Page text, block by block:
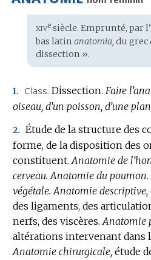
Étymologie
:
xivesiècle. Emprunté, par
bas latin anatomia, du grec
dissection ».
1. Class. Dissection. Faire
oiseau, d’un poisson, d’une
2. Étude de la structure des
forme, de la disposition des
constituent. Anatomie de
cerveau. Anatomie du poumon.
végétale. Anatomie descriptive,
des ligaments, des
nerfs, des viscères. Anatomie
altérations intervenant dans
Anatomie chirurgicale, étude